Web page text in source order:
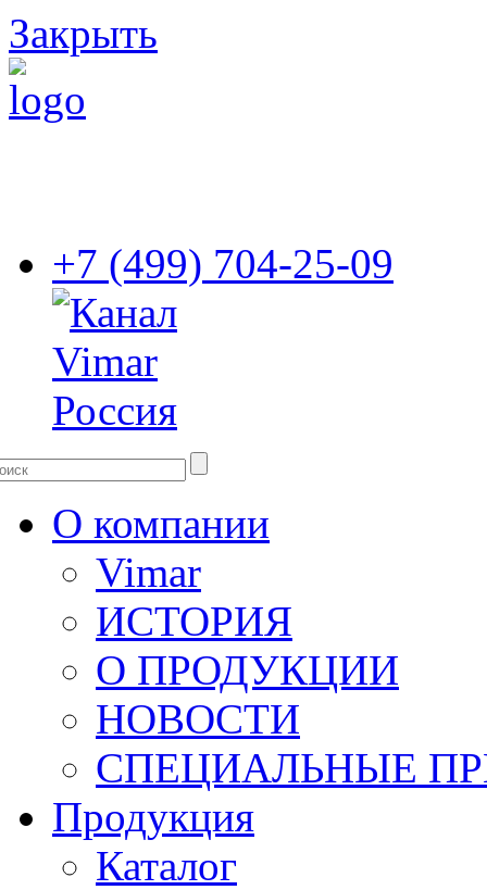
Закрыть
+7 (499) 704-25-09
О компании
Vimar
ИСТОРИЯ
О ПРОДУКЦИИ
НОВОСТИ
СПЕЦИАЛЬНЫЕ
Продукция
Каталог